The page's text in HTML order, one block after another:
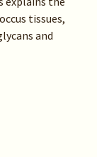
tissues,
and